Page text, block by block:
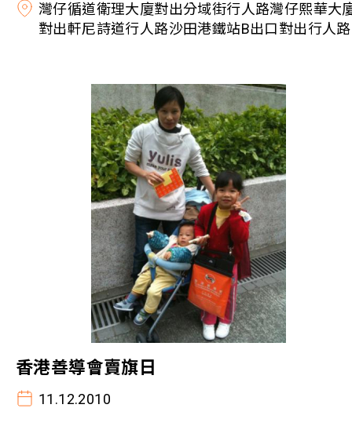
灣仔循道衛理大廈對出分域街行人路灣仔熙華大
對出軒尼詩道行人路沙田港鐵站B出口對出行人路
香港善導會賣旗日
11.12.2010